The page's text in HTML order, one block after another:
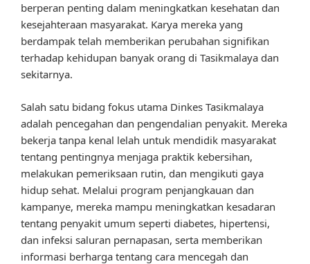
berperan penting dalam meningkatkan kesehatan dan
kesejahteraan masyarakat. Karya mereka yang
berdampak telah memberikan perubahan signifikan
terhadap kehidupan banyak orang di Tasikmalaya dan
sekitarnya.
Salah satu bidang fokus utama Dinkes Tasikmalaya
adalah pencegahan dan pengendalian penyakit. Mereka
bekerja tanpa kenal lelah untuk mendidik masyarakat
tentang pentingnya menjaga praktik kebersihan,
melakukan pemeriksaan rutin, dan mengikuti gaya
hidup sehat. Melalui program penjangkauan dan
kampanye, mereka mampu meningkatkan kesadaran
tentang penyakit umum seperti diabetes, hipertensi,
dan infeksi saluran pernapasan, serta memberikan
informasi berharga tentang cara mencegah dan